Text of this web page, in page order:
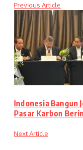
Previous Article
Indonesia Bangun
Pasar Karbon
Next Article